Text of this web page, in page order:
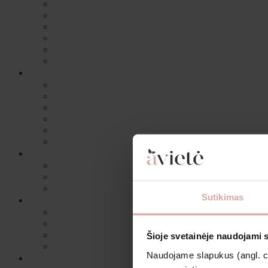
Sutikimas
Šioje svetainėje naudojami
Naudojame slapukus (angl.